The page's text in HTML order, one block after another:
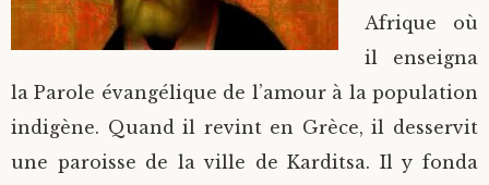
Afrique où
il enseigna
la Parole évangélique de l’amour à la population
indigène. Quand il revint en Grèce, il desservit
une paroisse de la ville de Karditsa. Il y fonda